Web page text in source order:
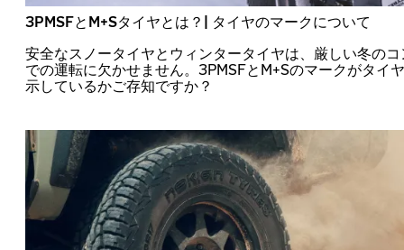
3PMSFとM+Sタイヤとは？| タイヤのマークについて
安全なスノータイヤとウィンタータイヤは、厳しい冬の
での運転に欠かせません。3PMSFとM+Sのマークがタイ
示しているかご存知ですか？